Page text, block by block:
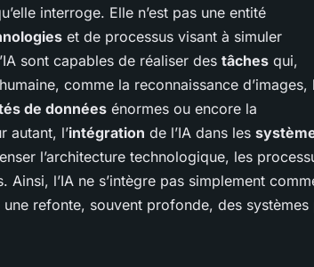
interroge. Elle n’est pas une entité
et de processus visant à simuler
sont capables de réaliser des tâches qui,
comme la reconnaissance d’images,
de données énormes ou encore la
autant, l’intégration de l’IA dans les
l’architecture technologique, les
l’IA ne s’intègre pas simplement
refonte, souvent profonde, des systèmes